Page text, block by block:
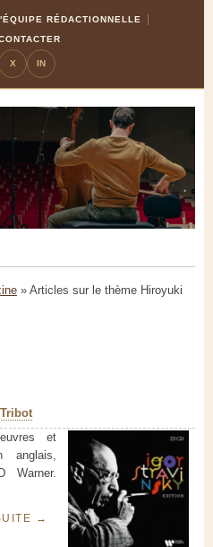
RÉDACTIONNELLE
X IN
» Articles sur le thème Hiroyuki
et
anglais,
Warner.
→